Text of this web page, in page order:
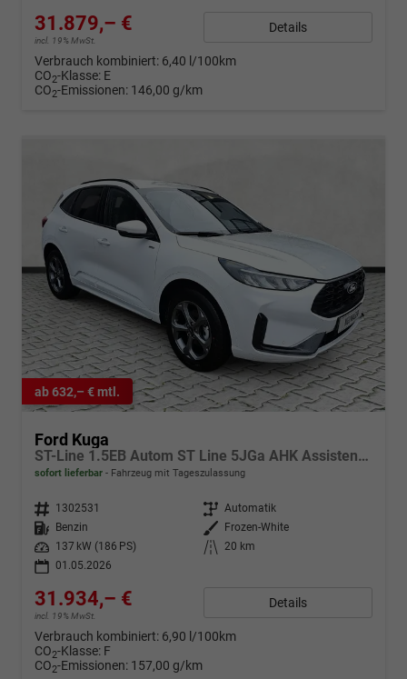
31.879,– €
incl. 19% MwSt.
Details
Verbrauch kombiniert: 6,40 l/100km
CO2-Klasse: E
CO2-Emissionen: 146,00 g/km
ab 632,– € mtl.
Ford Kuga
ST-Line 1.5EB Autom ST Line 5JGa AHK Assistenzpaket
sofort lieferbar Fahrzeug mit Tageszulassung
Fahrzeugnr. 1302531 Getriebe Automatik
Kraftstoff
Benzin Außenfarbe
Frozen-White
Leistung
137 kW (186 PS) Kilometerstand
20 km
01.05.2026
31.934,– €
incl. 19% MwSt.
Details
Verbrauch kombiniert: 6,90 l/100km
CO2-Klasse: F
CO2-Emissionen: 157,00 g/km